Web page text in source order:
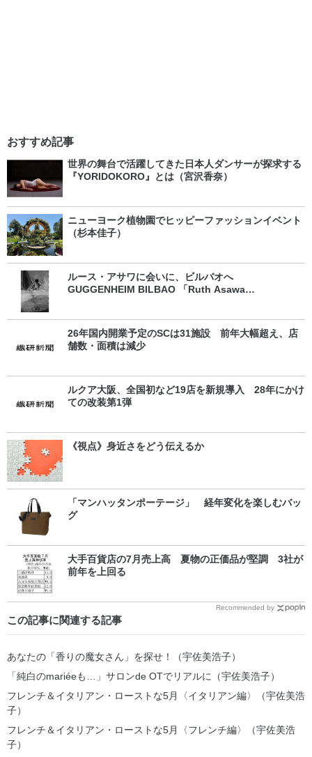
おすすめ記事
世界の舞台で活躍してきた日本人ダンサーが探求する
『YORIDOKORO』とは（宮沢香奈）
ニューヨーク植物園でヒッピーファッションイベント
（杉本佳子）
ルース・アサワに会いに、ビルバオへ
GUGGENHEIM BILBAO 「Ruth Asawa
26年国内開業予定のSCは31施設 前年大幅超え、店
舗数・面積は減少
ルクア大阪、全国初など19店を新規導入 28年にかけ
ての改装第1弾
《視点》身近さをどう伝えるか
「マンハッタンポーテージ」 経年変化を楽しむバッ
グ
大手百貨店の7月売上高 夏物の正価品が堅調 3社が
前年を上回る
Recommended by
この記事に関連する記事
あなたの「香りの魔女さん」を探せ！（宇佐美浩子）
「純白のmariéeも…」サロンde OTでリアルに（宇佐美浩子）
フレンチ＆イタリアン・ローストな5月〈イタリアン編〉（宇佐美浩
子）
フレンチ＆イタリアン・ローストな5月〈フレンチ編〉（宇佐美浩
子）